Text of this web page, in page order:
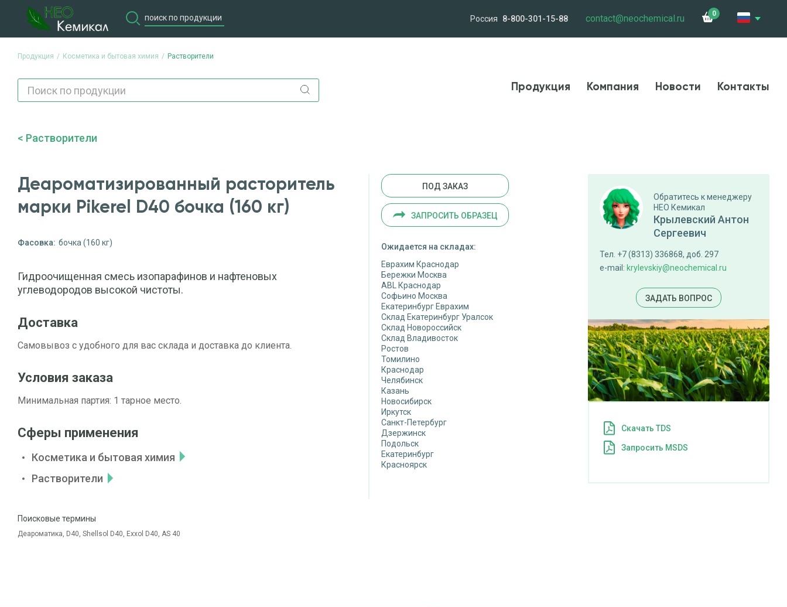
Россия 8-800-301-15-88 contact@neochemical.ru 0
Продукция Косметика и бытовая химия Растворители
Продукция Компания Новости Контакты
Растворители
Деароматизированный расторитель
марки Pikerel D40 бочка (160 кг)
Фасовка: бочка (160 кг)
Гидроочищенная смесь изопарафинов и нафтеновых
углеводородов высокой чистоты.
Доставка
Самовывоз с удобного для вас склада и доставка до клиента.
Условия заказа
Минимальная партия: 1 тарное место.
Сферы применения
Косметика и бытовая химия
Растворители
Поисковые термины
Деароматика, D40, Shellsol D40, Exxol D40, AS 40
ПОД ЗАКАЗ
ЗАПРОСИТЬ ОБРАЗЕЦ
Ожидается на складах:
Еврахим Краснодар
Бережки Москва
ABL Краснодар
Софьино Москва
Екатеринбург Еврахим
Склад Екатеринбург Уралсок
Склад Новороссийск
Склад Владивосток
Ростов
Томилино
Краснодар
Челябинск
Казань
Новосибирск
Иркутск
Санкт-Петербург
Дзержинск
Подольск
Екатеринбург
Красноярск
Обратитесь к менеджеру
НЕО Кемикал
Крылевский Антон
Сергеевич
Тел. +7 (8313) 336868, доб. 297
e-mail: krylevskiy@neochemical.ru
ЗАДАТЬ ВОПРОС
Cкачать TDS
Запросить MSDS